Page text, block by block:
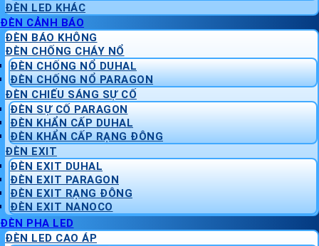
ĐÈN LED KHÁC
ĐÈN CẢNH BÁO
ĐÈN BÁO KHÔNG
ĐÈN CHỐNG CHÁY NỔ
ĐÈN CHỐNG NỔ DUHAL
ĐÈN CHỐNG NỔ PARAGON
ĐÈN CHIẾU SÁNG SỰ CỐ
ĐÈN SỰ CỐ PARAGON
ĐÈN KHẨN CẤP DUHAL
ĐÈN KHẨN CẤP RẠNG ĐÔNG
ĐÈN EXIT
ĐÈN EXIT DUHAL
ĐÈN EXIT PARAGON
ĐÈN EXIT RẠNG ĐÔNG
ĐÈN EXIT NANOCO
ĐÈN PHA LED
ĐÈN LED CAO ÁP